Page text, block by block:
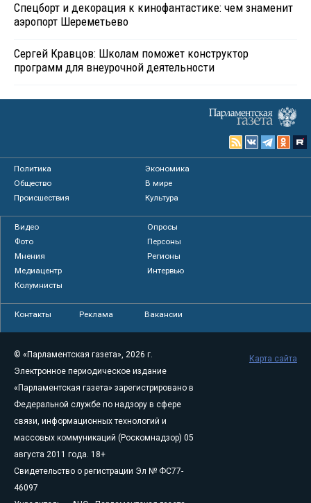
Спецборт и декорация к кинофантастике: чем знаменит
аэропорт Шереметьево
Сергей Кравцов: Школам поможет конструктор
программ для внеурочной деятельности
Политика
Экономика
Общество
В мире
Происшествия
Культура
Видео
Опросы
Фото
Персоны
Мнения
Регионы
Медиацентр
Интервью
Колумнисты
Контакты Реклама Вакансии
© «Парламентская газета», 2026 г.
Электронное периодическое издание
«Парламентская газета» зарегистрировано в
Федеральной службе по надзору в сфере
связи, информационных технологий и
массовых коммуникаций (Роскомнадзор) 05
августа 2011 года. 18+
Свидетельство о регистрации Эл № ФС77-
46097
Карта сайта